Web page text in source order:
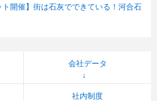
ト開催】街は石灰でできている！河合石
会社データ
社内制度